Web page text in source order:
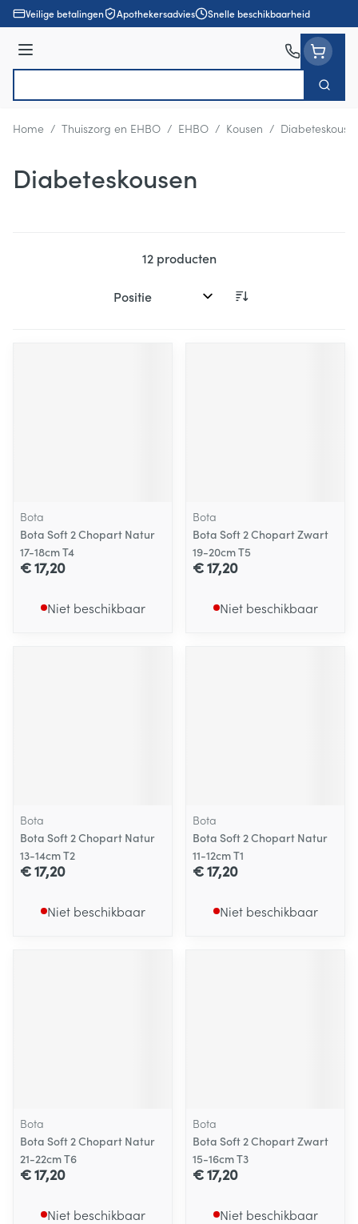
Ga naar de inhoud
Veilige betalingen Apothekersadvies Snelle beschikbaarheid
Menu
Zoek
Home / Thuiszorg en EHBO / EHBO / Kousen /
Diabeteskousen
12producten
Sorteer op:
Bota
Bota Soft 2 Chopart Natur
17-18cm T4
€ 17,20
Niet beschikbaar
Bota
Bota Soft 2 Chopart Zwart
19-20cm T5
€ 17,20
Niet beschikbaar
Bota
Bota Soft 2 Chopart Natur
13-14cm T2
€ 17,20
Niet beschikbaar
Bota
Bota Soft 2 Chopart Natur
11-12cm T1
€ 17,20
Niet beschikbaar
Bota
Bota Soft 2 Chopart Natur
21-22cm T6
€ 17,20
Niet beschikbaar
Bota
Bota Soft 2 Chopart Zwart
15-16cm T3
€ 17,20
Niet beschikbaar